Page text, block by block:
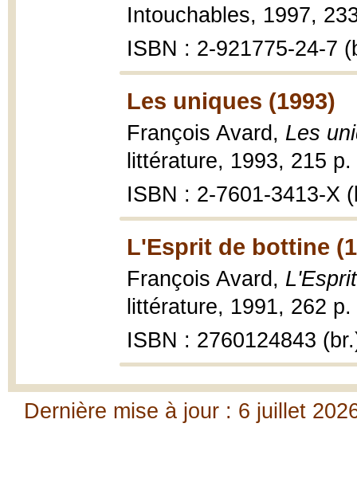
Intouchables, 1997,
ISBN : 2-921775-24-7
Les uniques (1993)
François Avard, Les
littérature, 1993, 215
ISBN : 2-7601-3413-X
L'Esprit de bottine
François Avard,
littérature, 1991, 262
ISBN : 2760124843
Dernière mise à jour : 6 juillet